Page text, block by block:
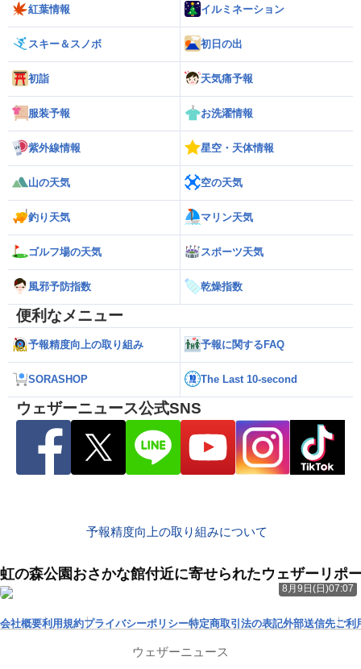
紅葉情報 イルミネーション
スキー＆スノボ 初日の出
初詣 天気痛予報
服装予報 お洗濯情報
紫外線情報 星空・天体情報
山の天気 空の天気
釣り天気 マリン天気
ゴルフ場の天気 スポーツ天気
風邪予防指数 乾燥指数
便利なメニュー
予報精度向上の取り組み 予報に関するFAQ
SORASHOP The Last 10-second
ウェザーニュース公式SNS
予報精度向上の取り組みについて
虹の森公園おさかな館付近に寄せられたウェザーリポ
8月9日(日)07:07
会社概要利用規約プライバシーポリシー特定商取引法の表記外部送信先ご利
ウェザーニュース